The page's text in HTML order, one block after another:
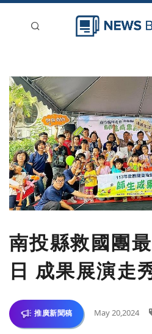
新聞稿分類
登入
刊登
南投縣救國團
日 成果展演走
推廣新聞稿 May 20,2024